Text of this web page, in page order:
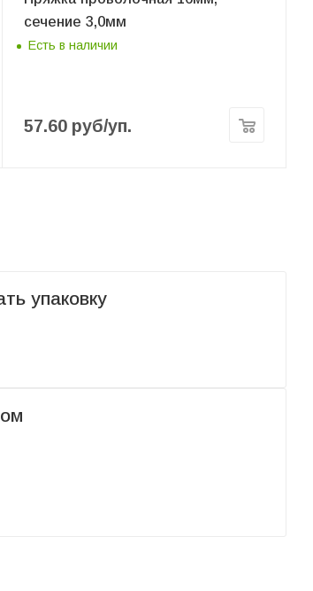
сечение 3,0мм
Есть в наличии
57.60 руб/уп.
упаковку